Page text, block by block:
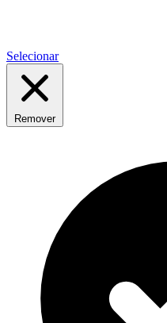
Selecionar
Remover